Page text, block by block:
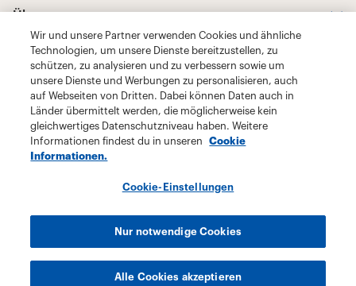
Wir und unsere Partner verwenden Cookies und ähnliche
Technologien, um unsere Dienste bereitzustellen, zu
schützen, zu analysieren und zu verbessern sowie um
unsere Dienste und Werbungen zu personalisieren, auch
auf Webseiten von Dritten. Dabei können Daten auch in
Länder übermittelt werden, die möglicherweise kein
gleichwertiges Datenschutzniveau haben. Weitere
Informationen findest du in unseren
Cookie
Informationen.
Cookie-Einstellungen
Nur notwendige Cookies
Alle Cookies akzeptieren